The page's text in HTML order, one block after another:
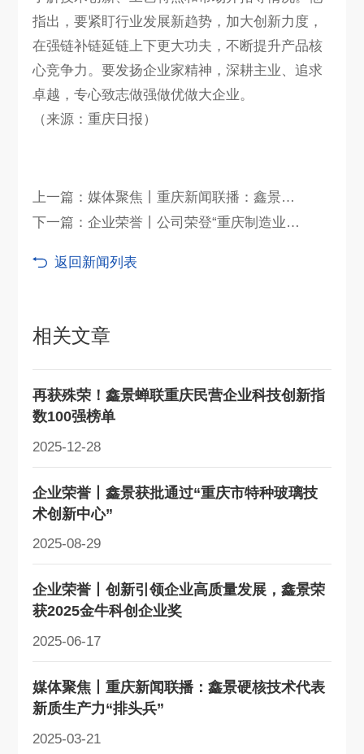
指出，要紧盯行业发展新趋势，加大创新力度，
在强链补链延链上下更大功夫，不断提升产品核
心竞争力。要发扬企业家精神，深耕主业、追求
卓越，专心致志做强做优做大企业。
（来源：重庆日报）
上一篇：媒体聚焦丨重庆新闻联播：鑫景硬核技术代表新质生产力“排头兵”
下一篇：企业荣誉丨公司荣登“重庆制造业民营企业100强榜单”
返回新闻列表
相关文章
再获殊荣！鑫景蝉联重庆民营企业科技创新指
数100强榜单
2025-12-28
企业荣誉丨鑫景获批通过“重庆市特种玻璃技
术创新中心”
2025-08-29
企业荣誉丨创新引领企业高质量发展，鑫景荣
获2025金牛科创企业奖
2025-06-17
媒体聚焦丨重庆新闻联播：鑫景硬核技术代表
新质生产力“排头兵”
2025-03-21